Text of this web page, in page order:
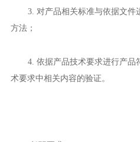
3. 对产品相关标准与依据文件
方法；
4. 依据产品技术要求进行产品
术要求中相关内容的验证。